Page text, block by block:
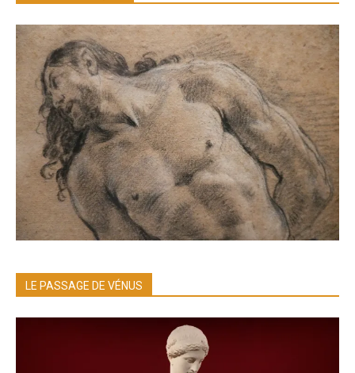
LE PASSAGE DE VÉNUS